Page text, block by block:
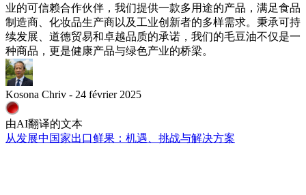
业的可信赖合作伙伴，我们提供一款多用途的产品，满足食品
制造商、化妆品生产商以及工业创新者的多样需求。秉承可持
续发展、道德贸易和卓越品质的承诺，我们的毛豆油不仅是一
种商品，更是健康产品与绿色产业的桥梁。
Kosona Chriv - 24 février 2025
由AI翻译的文本
从发展中国家出口鲜果：机遇、挑战与解决方案